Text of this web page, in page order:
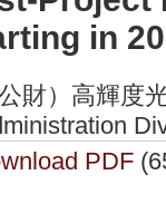
in
公財）高輝
PDF